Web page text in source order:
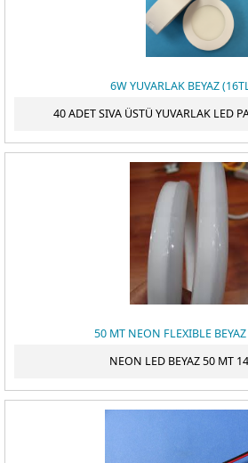
6W YUVARLAK BEYAZ
40 ADET SIVA ÜSTÜ YUVARLAK LED
50 MT NEON FLEXIBLE
NEON LED BEYAZ 50 MT